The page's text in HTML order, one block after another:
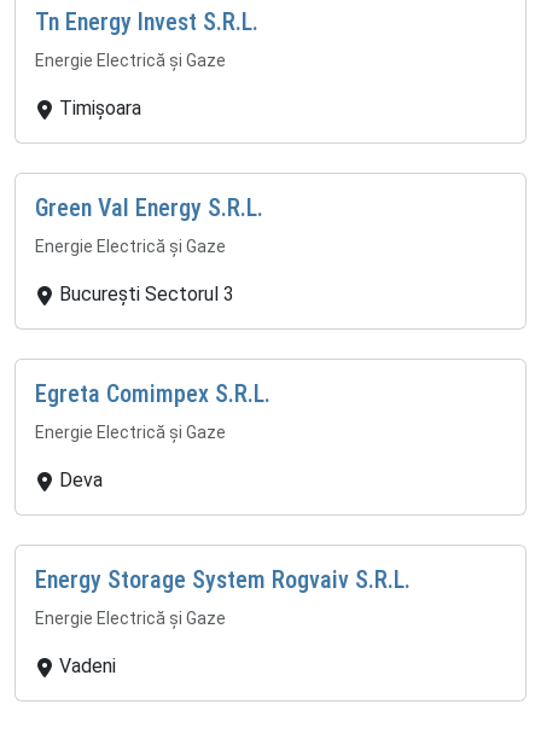
Tn Energy Invest S.R.L.
Energie Electrică și Gaze
Timișoara
Green Val Energy S.R.L.
Energie Electrică și Gaze
București Sectorul 3
Egreta Comimpex S.R.L.
Energie Electrică și Gaze
Deva
Energy Storage System Rogvaiv S.R.L.
Energie Electrică și Gaze
Vadeni